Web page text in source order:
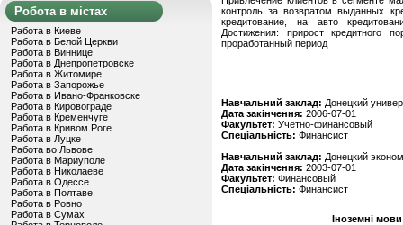
Робота в містах
Работа в Киеве
Работа в Белой Церкви
Работа в Виннице
Работа в Днепропетровске
Работа в Житомире
Работа в Запорожье
Работа в Ивано-Франковске
Работа в Кировограде
Работа в Кременчуге
Работа в Кривом Роге
Работа в Луцке
Работа во Львове
Работа в Мариуполе
Работа в Николаеве
Работа в Одессе
Работа в Полтаве
Работа в Ровно
Работа в Сумах
контроль за возвратом выданных
кредитование, на авто
Достижения: прирост
проработанный период
Навчальний заклад: Донецкий
Дата закінчення: 2006-07-01
Факультет: Учетно-финансовый
Спеціальність: Финансист
Навчальний заклад: Донецкий
Дата закінчення: 2003-07-01
Факультет: Финансовый
Спеціальність: Финансист
Іноземні